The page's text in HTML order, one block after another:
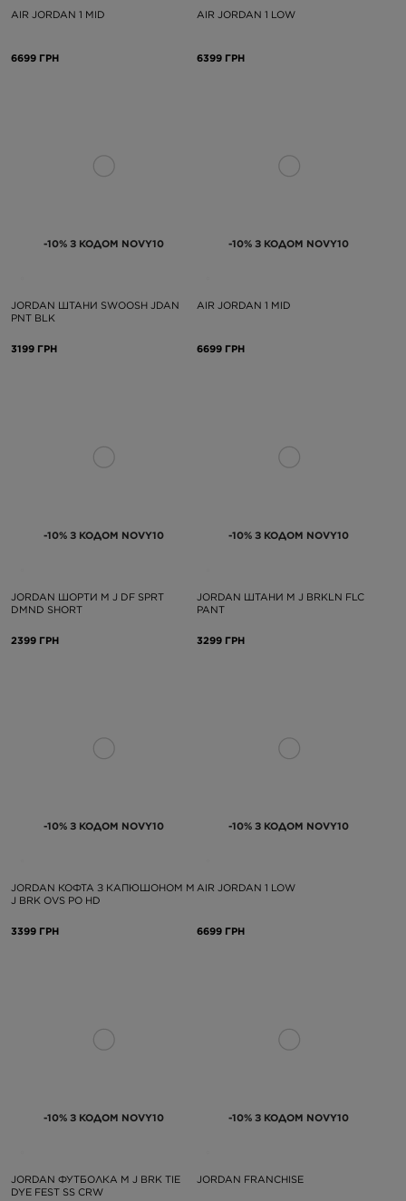
AIR JORDAN 1 MID
6699 ГРН
AIR JORDAN 1 LOW
6399 ГРН
-10% З КОДОМ NOVY10
JORDAN ШТАНИ SWOOSH JDAN
PNT BLK
3199 ГРН
-10% З КОДОМ NOVY10
AIR JORDAN 1 MID
6699 ГРН
-10% З КОДОМ NOVY10
JORDAN ШОРТИ M J DF SPRT
DMND SHORT
2399 ГРН
-10% З КОДОМ NOVY10
JORDAN ШТАНИ M J BRKLN FLC
PANT
3299 ГРН
-10% З КОДОМ NOVY10
JORDAN КОФТА З КАПЮШОНОМ M
J BRK OVS PO HD
3399 ГРН
-10% З КОДОМ NOVY10
AIR JORDAN 1 LOW
6699 ГРН
-10% З КОДОМ NOVY10
JORDAN ФУТБОЛКА M J BRK TIE
DYE FEST SS CRW
-10% З КОДОМ NOVY10
JORDAN FRANCHISE